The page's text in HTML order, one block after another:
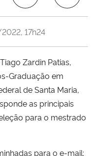
Comunicações
17h24
Zardin Patias,
Graduação em
de Santa Maria,
as principais
para o mestrado
para o e-mail: